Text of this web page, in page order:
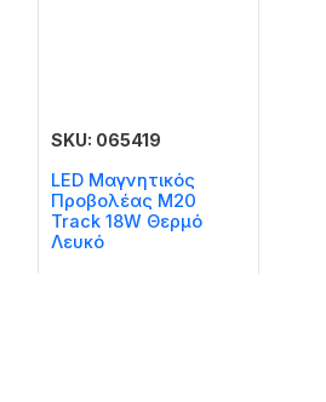
SKU: 065419
LED Μαγνητικός
Προβολέας M20
Track 18W Θερμό
Λευκό